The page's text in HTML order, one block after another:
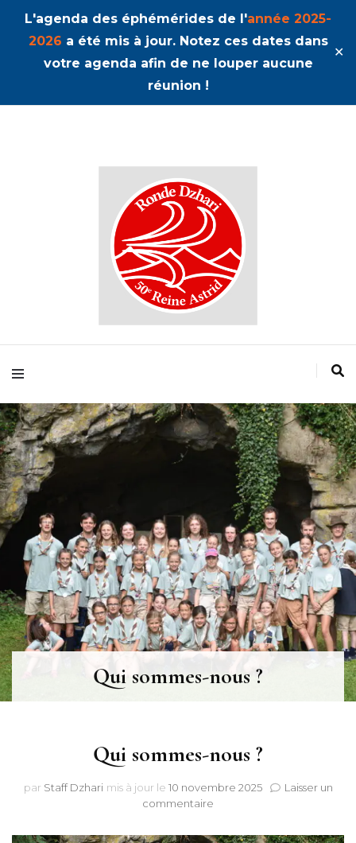
L'agenda des éphémérides de l'année 2025-
2026 a été mis à jour. Notez ces dates dans
votre agenda afin de ne louper aucune
réunion !
✕
Dzhari
50ème Unité Reine Astrid
Qui sommes-nous ?
Qui sommes-nous ?
par Staff Dzhari mis à jour le 10 novembre 2025
Laisser un
commentaire
sommes-